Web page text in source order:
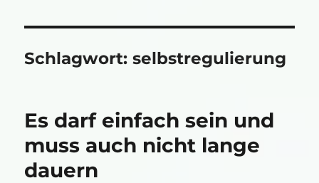
Schlagwort:selbstregulierung
Es darf einfach sein und
muss auch nicht lange
dauern